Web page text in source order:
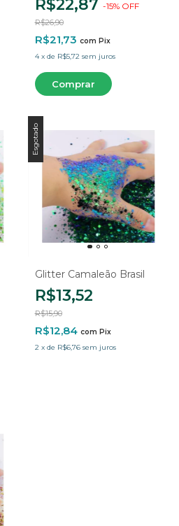
R$22,87 -15% OFF
R$26,90
R$21,73 com Pix
4 x de R$5,72 sem juros
Esgotado
Glitter Camaleão Brasil
R$13,52
R$15,90
R$12,84 com Pix
2 x de R$6,76 sem juros